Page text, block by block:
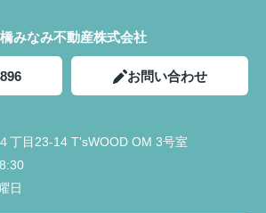
みなみ不動産株式会社
お問い合わせ
丁目23‐14 T'sWOOD OM 3号室
日